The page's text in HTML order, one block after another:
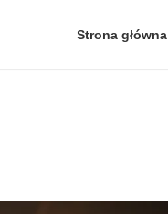
Strona główna